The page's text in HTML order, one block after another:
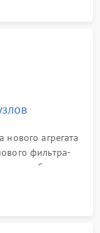
агрегата
фильтра-
обдува,
петель.